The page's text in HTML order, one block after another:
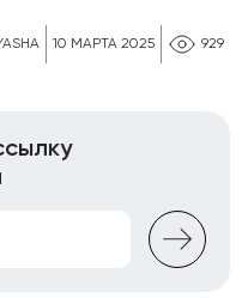
10 МАРТА 2025 929